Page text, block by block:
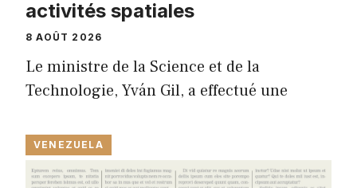
activités spatiales
8 AOÛT 2026
Le ministre de la Science et de la
Technologie, Yván Gil, a effectué une
VENEZUELA